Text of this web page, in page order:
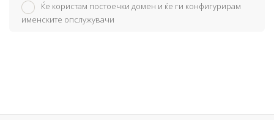
Ќе користам постоечки домен и ќе ги конфигурирам
именските опслужувачи